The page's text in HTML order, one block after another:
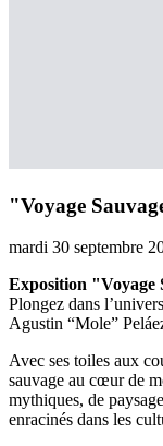
"Voyage
mardi 30 septembre
Exposition "Voyage
Plongez dans
Agustin “Mole”
Avec ses toiles aux
sauvage au cœur de
mythiques, de
enracinés dans les